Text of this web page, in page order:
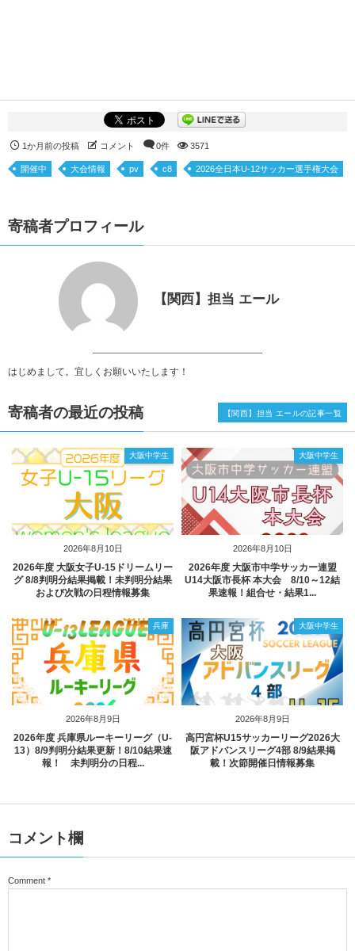
1か月前の投稿 コメント 0件 3571
開催中 大会情報 pv c8 2026全日本U-12サッカー選手権大会
寄稿者プロフィール
【関西】担当 エール
はじめまして。宜しくお願いいたします！
寄稿者の最近の投稿
2026年8月10日
大阪中学生
2026年度 大阪女子U-15ドリームリー
グ 8/8判明分結果掲載！未判明分結果
および次戦の日程情報募集
2026年8月10日
大阪中学生
2026年度 大阪市中学サッカー連盟
U14大阪市長杯 本大会 8/10～12結
果速報！組合せ・結果1...
2026年8月9日
兵庫
2026年度 兵庫県ルーキーリーグ（U-
13）8/9判明分結果更新！8/10結果速
報！ 未判明分の日程...
2026年8月9日
大阪中学生
高円宮杯U15サッカーリーグ2026大
阪アドバンスリーグ4部 8/9結果掲
載！次節開催日情報募集
【関西】担当 エールの記事一覧
コメント欄
Comment *